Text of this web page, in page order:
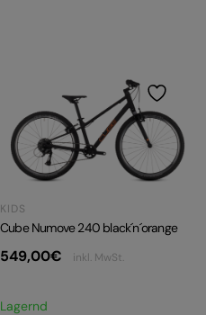
KIDS
Cube Numove 240 black´n´orange
549,00€ inkl. MwSt.
Lagernd